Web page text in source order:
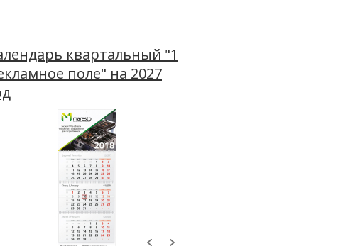
квартальный "1
поле" на 2027